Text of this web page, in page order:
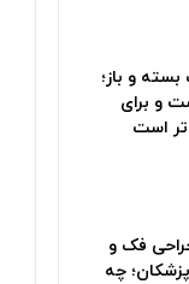
و باز؛
و برای
است
فک و
پزشکان؛ چه